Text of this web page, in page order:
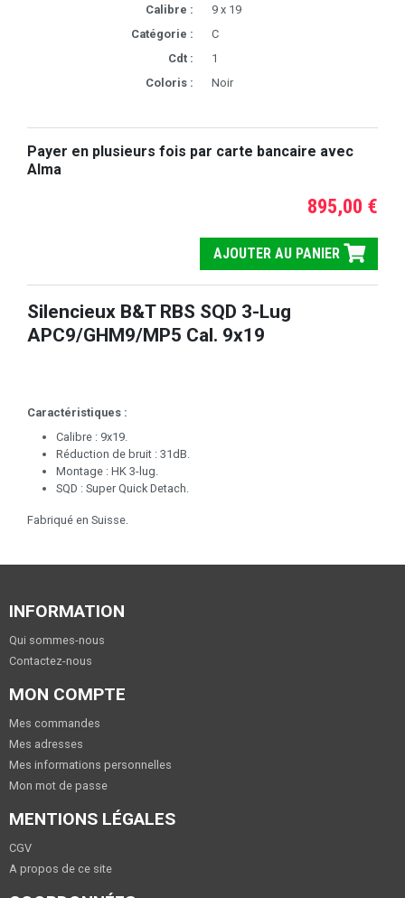
Calibre :
9 x 19
Catégorie :
C
Cdt :
1
Coloris :
Noir
Payer en plusieurs fois par carte bancaire avec
Alma
895,00 €
AJOUTER AU PANIER
Silencieux B&T RBS SQD 3-Lug
APC9/GHM9/MP5 Cal. 9x19
Caractéristiques :
Calibre : 9x19.
Réduction de bruit : 31dB.
Montage : HK 3-lug.
SQD : Super Quick Detach.
Fabriqué en Suisse.
INFORMATION
Qui sommes-nous
Contactez-nous
MON COMPTE
Mes commandes
Mes adresses
Mes informations personnelles
Mon mot de passe
MENTIONS LÉGALES
CGV
A propos de ce site